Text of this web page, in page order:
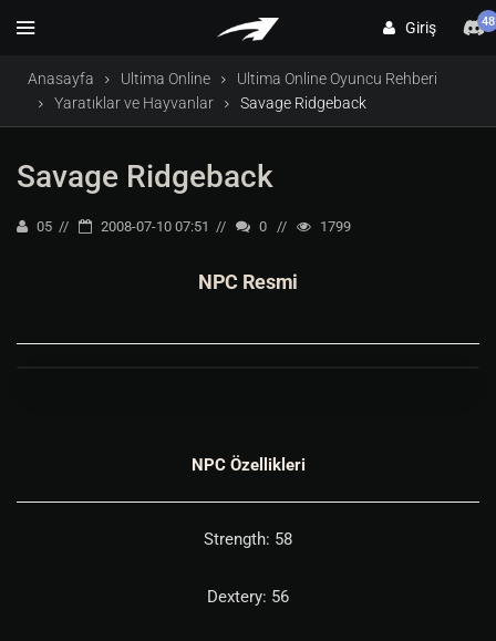
Giriş 48
Anasayfa Ultima Online
Ultima Online Oyuncu Rehberi
Yaratıklar ve Hayvanlar
Savage Ridgeback
Savage Ridgeback
05 2008-07-10 07:51 0 1799
NPC Resmi
NPC Özellikleri
Strength: 58
Dextery: 56